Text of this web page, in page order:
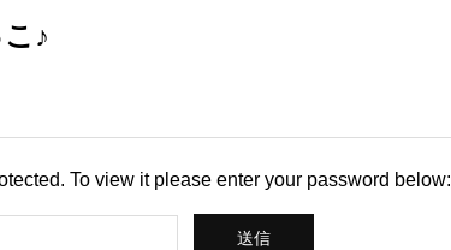
♪
To view it please enter your password below: